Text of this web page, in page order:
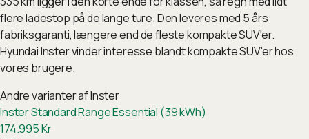
flere ladestop på de lange ture. Den leveres med 5 års
fabriksgaranti, længere end de fleste kompakte SUV'er.
Hyundai Inster vinder interesse blandt kompakte SUV'er hos
vores brugere.
Andre varianter afInster
Inster Standard Range Essential (39 kWh)
174.995Kr